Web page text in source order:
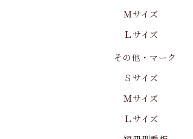
Ｍサイズ
Ｌサイズ
その他・マーク
Ｓサイズ
Ｍサイズ
Ｌサイズ